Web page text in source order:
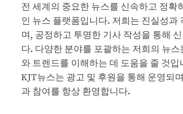
전 세계의 중요한 뉴스를 신속하고 정확
인 뉴스 플랫폼입니다. 저희는 진실성과
며, 공정하고 투명한 기사 작성을 통해
다. 다양한 분야를 포괄하는 저희의 뉴
와 트렌드를 이해하는 데 도움을 줄 것
KJT뉴스는 광고 및 후원을 통해 운영되
과 참여를 항상 환영합니다.